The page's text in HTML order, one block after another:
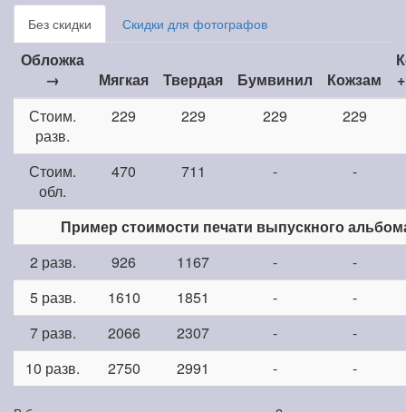
Без скидки Скидки для фотографов
Обложка
→
Мягкая Твердая Бумвинил Кожзам
Стоим.
разв.
229 229 229 229
Стоим.
обл.
470 711 - -
Пример стоимости печати выпускного
2 разв.
926 1167 -
-
5 разв.
1610 1851 -
-
7 разв.
2066 2307 -
-
10 разв.
2750 2991 - -